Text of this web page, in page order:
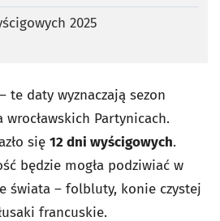
2025
te daty wyznaczają sezon
Partynicach.
się 12 dni wyścigowych.
będzie mogła podziwiać w
świata – folbluty, konie czystej
francuskie.